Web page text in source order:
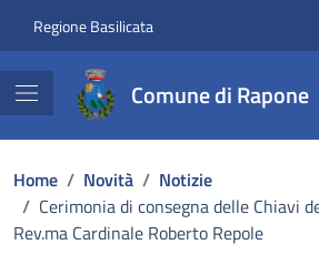
Regione Basilicata
Comune di Rapone
Home / Novità / Notizie
/ Cerimonia di consegna delle Chiavi
Rev.ma Cardinale Roberto Repole